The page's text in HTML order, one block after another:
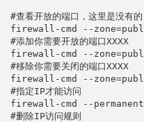
#查看开放的端口，这里是没有的
firewall-cmd --
#添加你需要开放的端口XXXX
firewall-cmd --
#移除你需要关闭的端口XXXX
firewall-cmd --
#指定IP才能访问
firewall-cmd --
#删除IP访问规则